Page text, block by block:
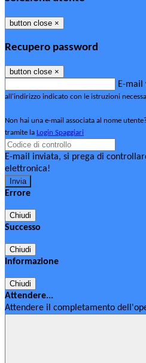
button close ×
Recupero password
button close ×
E-mail
all'indirizzo indicato con le istruzioni
Non hai una e-mail associata al nome
tramite la Login Spaggiari
E-mail inviata, si prega di
elettronica!
Errore
Chiudi
Successo
Chiudi
Informazione
Chiudi
Attendere...
Attendere il completamento